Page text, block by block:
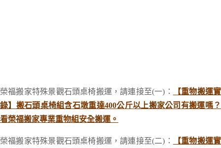
榮福搬家特殊景觀石頭桌椅搬運，請連接至(一)：
【重物搬運實
錄】搬石頭桌椅組含石墩重達400公斤以上搬家公司有搬運嗎？
看榮福搬家專業重物組安全搬運。
榮福搬家特殊景觀石頭桌椅搬運，請連接至(二)：
【重物搬運實